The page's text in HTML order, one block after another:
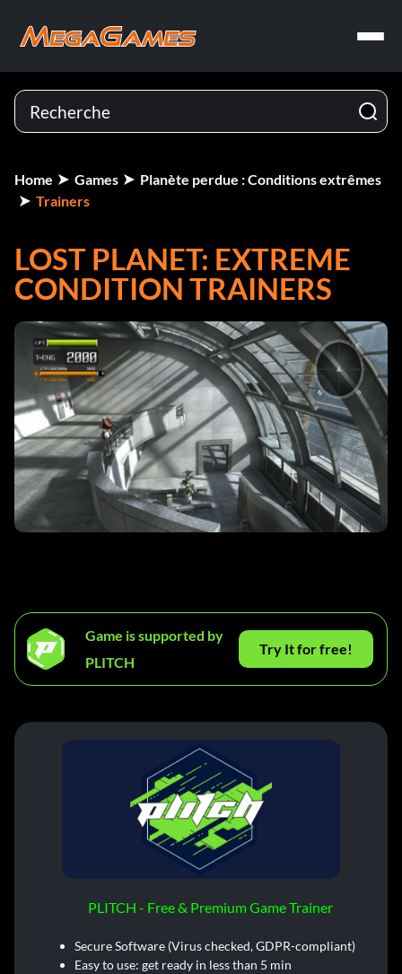
Home Games
Planète perdue : Conditions extrêmes
Trainers
LOST PLANET: EXTREME
CONDITION TRAINERS
Game is supported by
PLITCH
Try It for free!
PLITCH - Free & Premium Game Trainer
Secure Software (Virus checked, GDPR-compliant)
Easy to use: get ready in less than 5 min